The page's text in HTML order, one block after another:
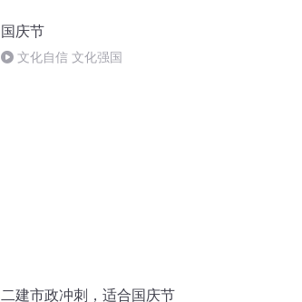
国庆节
文化自信 文化强国
二建市政冲刺，适合国庆节